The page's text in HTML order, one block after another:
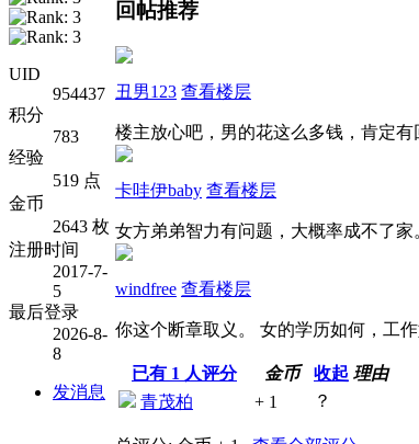
UID
954437
积分
783
经验
519 点
金币
2643 枚
注册时间
2017-7-
5
最后登录
2026-8-
8
发消息
回帖推荐
丑男123 查看楼层
楼主放心吧，男的花这么多钱，肯定有
卡哇伊baby 查看楼层
女方弟弟智力有问题，大概率成不了
windfree 查看楼层
你这个断章取义。 女的学历如何，工
已有 1 人评分 金币 收起 理由
青茂柏
+ 1 ？